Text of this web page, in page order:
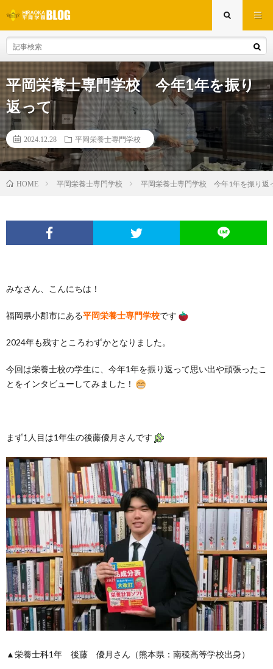
平岡栄養士専門学校 今年1年を振り
返って
2024.12.28 平岡栄養士専門学校
HOME 平岡栄養士専門学校 平岡栄養士専門学校 今年1年を振り返
みなさん、こんにちは！
福岡県小郡市にある平岡栄養士専門学校です
2024年も残すところわずかとなりました。
今回は栄養士校の学生に、今年1年を振り返って思い出や頑張ったこ
とをインタビューしてみました！
まず1人目は1年生の後藤優月さんです
▲栄養士科1年 後藤 優月さん（熊本県：南稜高等学校出身）